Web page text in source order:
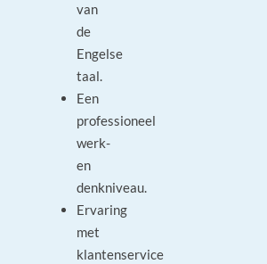
van
de
Engelse
taal.
Een
professioneel
werk-
en
denkniveau.
Ervaring
met
klantenservice